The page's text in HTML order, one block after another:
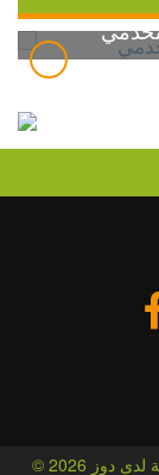
© 2026 جميع الحقوق محفوظة لدى دوز memoryUsage : 6.42MB ,